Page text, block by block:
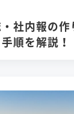
社内報の
順を解説！